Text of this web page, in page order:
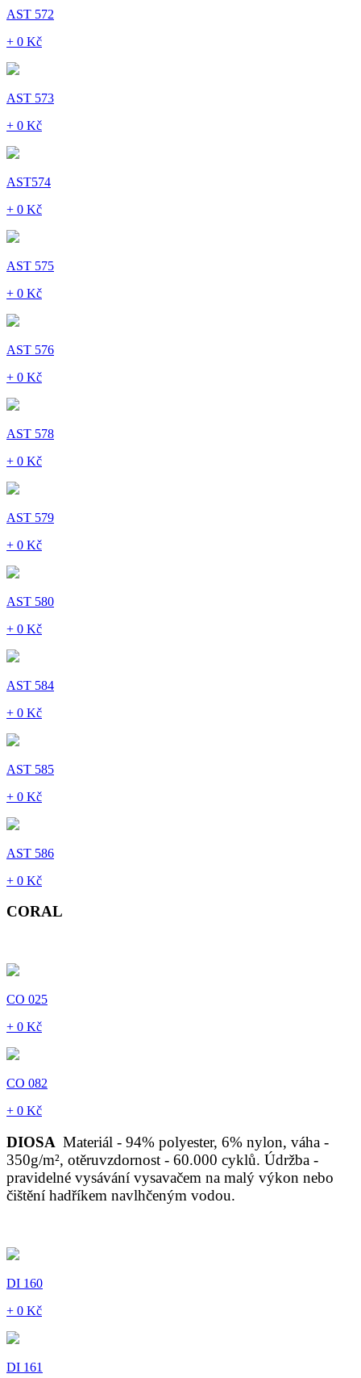
AST 572
+ 0 Kč
AST 573
+ 0 Kč
AST574
+ 0 Kč
AST 575
+ 0 Kč
AST 576
+ 0 Kč
AST 578
+ 0 Kč
AST 579
+ 0 Kč
AST 580
+ 0 Kč
AST 584
+ 0 Kč
AST 585
+ 0 Kč
AST 586
+ 0 Kč
CORAL
CO 025
+ 0 Kč
CO 082
+ 0 Kč
DIOSA Materiál - 94% polyester, 6% nylon, váha -
350g/m², otěruvzdornost - 60.000 cyklů. Údržba -
pravidelné vysávání vysavačem na malý výkon nebo
čištění hadříkem navlhčeným vodou.
DI 160
+ 0 Kč
DI 161